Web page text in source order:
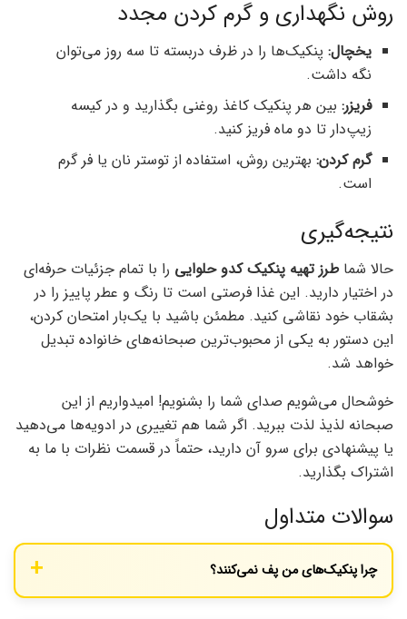
روش نگهداری و گرم کردن مجدد
یخچال: پنکیک‌ها را در ظرف دربسته تا سه روز می‌توان
نگه داشت.
فریزر: بین هر پنکیک کاغذ روغنی بگذارید و در کیسه
زیپ‌دار تا دو ماه فریز کنید.
گرم کردن: بهترین روش، استفاده از توستر نان یا فر گرم
است.
نتیجه‌گیری
حالا شماطرز تهیه پنکیک کدو حلوایی را با تمام جزئیات حرفه‌ای
در اختیار دارید. این غذا فرصتی است تا رنگ و عطر پاییز را در
بشقاب خود نقاشی کنید. مطمئن باشید با یک‌بار امتحان کردن،
این دستور به یکی از محبوب‌ترین صبحانه‌های خانواده تبدیل
خواهد شد.
خوشحال می‌شویم صدای شما را بشنویم! امیدواریم از این
صبحانه لذیذ لذت ببرید. اگر شما هم تغییری در ادویه‌ها می‌دهید
یا پیشنهادی برای سرو آن دارید، حتماً در قسمت نظرات با ما به
اشتراک بگذارید.
سوالات متداول
چرا پنکیک‌های من پف نمی‌کنند؟